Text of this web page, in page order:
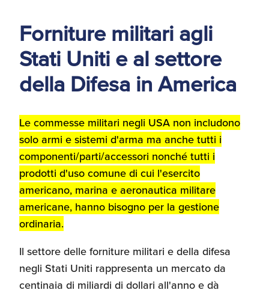
I Partner di ExportUSA
New York, Corp.
Manuale pratico sul
ExportUSA ottiene la
licenza per richiedere
gli ITIN
Media
Recensioni delle
aziende italiane
assistite da ExportUSA
negli USA
Logistica
FDA
Ricerca Distributori di
Macchinari Industriali
Internazionalizzazione
Forniture militari agli
Stati Uniti e al settore
della Difesa in America
Le commesse militari negli USA non includono
solo armi e sistemi d'arma ma anche tutti i
componenti/parti/accessori nonché tutti i
prodotti d'uso comune di cui l'esercito
americano, marina e aeronautica militare
americane, hanno bisogno per la gestione
ordinaria.
Il settore delle forniture militari e della difesa
negli Stati Uniti rappresenta un mercato da
centinaia di miliardi di dollari all'anno e dà